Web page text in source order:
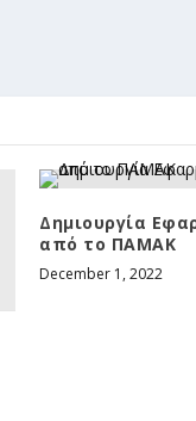
Δημιουργία
από το ΠΑΜΑΚ
December 1, 2022